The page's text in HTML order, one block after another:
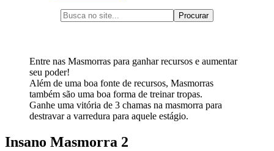
Entre nas Masmorras para ganhar recursos e aumentar
seu poder!
Além de uma boa fonte de recursos, Masmorras
também são uma boa forma de treinar tropas.
Ganhe uma vitória de 3 chamas na masmorra para
destravar a varredura para aquele estágio.
Insano Masmorra 2